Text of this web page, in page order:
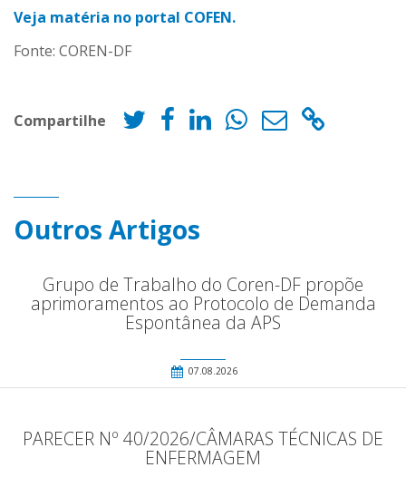
Veja matéria no portal COFEN.
Fonte: COREN-DF
Compartilhe
Outros Artigos
Grupo de Trabalho do Coren-DF propõe
aprimoramentos ao Protocolo de Demanda
Espontânea da APS
07.08.2026
PARECER Nº 40/2026/CÂMARAS TÉCNICAS DE
ENFERMAGEM